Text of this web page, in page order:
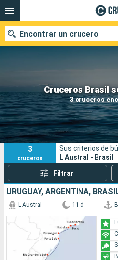
Cruceros Brasil
3 cruceros
Encontrar un crucero
Nuestros destinos
Fecha de salida
Puertos
3
cruceros
Sus criterios de
L Austral - Brasil
Filtrar
URUGUAY, ARGENTINA,
L Austral 11 d